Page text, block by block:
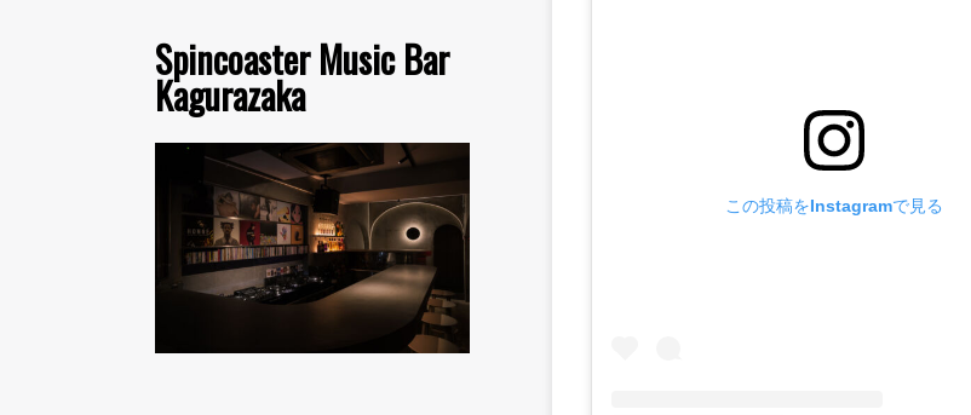
Spincoaster Music Bar
Kagurazaka
この投稿をInstagramで見る